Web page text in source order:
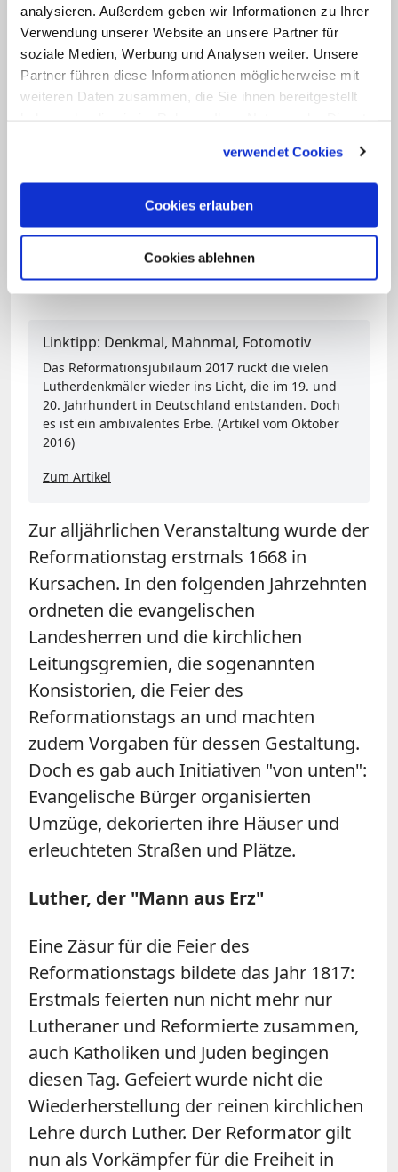
analysieren. Außerdem geben wir Informationen zu Ihrer
Verwendung unserer Website an unsere Partner für
soziale Medien, Werbung und Analysen weiter. Unsere
Partner führen diese Informationen möglicherweise mit
weiteren Daten zusammen, die Sie ihnen bereitgestellt
verwendet Cookies
Cookies erlauben
Cookies ablehnen
war als Anführer dieses politisch-
militärischen Bündnisses evangelischer
Fürsten und Städte der größte
Konkurrent Johann Georgs um den
Protestantismus. Nach Ansicht von
Historikern dürfte nicht zuletzt dieses
Konkurrenzverhältnis dazu geführt
haben, dass der sächsische Kurfürst den
Reformationstag zum Großprojekt
machte.
Linktipp: Denkmal, Mahnmal, Fotomotiv
Das Reformationsjubiläum 2017 rückt die vielen
Lutherdenkmäler wieder ins Licht, die im 19. und
20. Jahrhundert in Deutschland entstanden. Doch
es ist ein ambivalentes Erbe. (Artikel vom Oktober
2016)
Zum Artikel
Zur alljährlichen Veranstaltung wurde der
Reformationstag erstmals 1668 in
Kursachen. In den folgenden Jahrzehnten
ordneten die evangelischen
Landesherren und die kirchlichen
Leitungsgremien, die sogenannten
Konsistorien, die Feier des
Reformationstags an und machten
zudem Vorgaben für dessen Gestaltung.
Doch es gab auch Initiativen "von unten":
Evangelische Bürger organisierten
Umzüge, dekorierten ihre Häuser und
erleuchteten Straßen und Plätze.
Luther, der "Mann aus Erz"
Eine Zäsur für die Feier des
Reformationstags bildete das Jahr 1817:
Erstmals feierten nun nicht mehr nur
Lutheraner und Reformierte zusammen,
auch Katholiken und Juden begingen
diesen Tag. Gefeiert wurde nicht die
Wiederherstellung der reinen kirchlichen
Lehre durch Luther. Der Reformator gilt
nun als Vorkämpfer für die Freiheit in